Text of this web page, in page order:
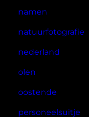
namen
natuurfotografie
nederland
olen
oostende
personeelsuitje